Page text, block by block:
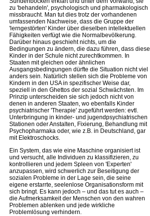
zu 'behandeln', psychologisch und pharmakologisch
missbraucht. Man tut dies trotz der vorhandenen
umfassenden Nachweise, dass die Gruppe der
'lerngestörten' Kinder über dieselben intellektuellen
Fähigkeiten verfügt wie die Normalbevölkerung.
Darüber hinaus geschieht nichts, um die
Bedingungen zu ändern, die dazu führen, dass diese
Kinder in der Schule nicht zurechtkommen. In
Staaten mit gleichen oder ähnlichen
Ausgangsbedingungen dürfte die Situation nicht viel
anders sein. Natürlich stellen sich die Probleme von
Kindern in den USA in spezifischer Weise dar,
speziell in den Ghettos der sozial Schwächsten. Im
Prinzip unterscheiden sie sich jedoch nicht von
denen in anderen Staaten, wo ebenfalls Kinder
psychiatrischer 'Therapie' zugeführt werden: evtl.
Unterbringung in kinder- und jugendpsychiatrischen
Stationen oder Anstalten, Fixierung, Behandlung mit
Psychopharmaka oder, wie z.B. in Deutschland, gar
mit Elektroschocks.
Ein System, das wie eine Maschine organisiert ist
und versucht, alle Individuen zu klassifizieren, zu
kontrollieren und jedem Spleen von 'Experten'
anzupassen, wird schwerlich zur Beseitigung der
sozialen Probleme in der Lage sein, die seine
eigene erstarrte, seelenlose Organisationsform mit
sich bringt. Es kann jedoch – und das tut es auch –
die Aufmerksamkeit der Menschen von den wahren
Problemen ablenken und jede wirkliche
Problemlösung verhindern.